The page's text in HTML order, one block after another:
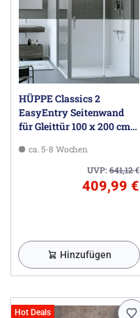
HÜPPE Classics 2
EasyEntry Seitenwand
für Gleittür 100 x 200 cm,
ca. 5-8 Wochen
UVP:641,12€
409,99 €
Hinzufügen
Hot Deals